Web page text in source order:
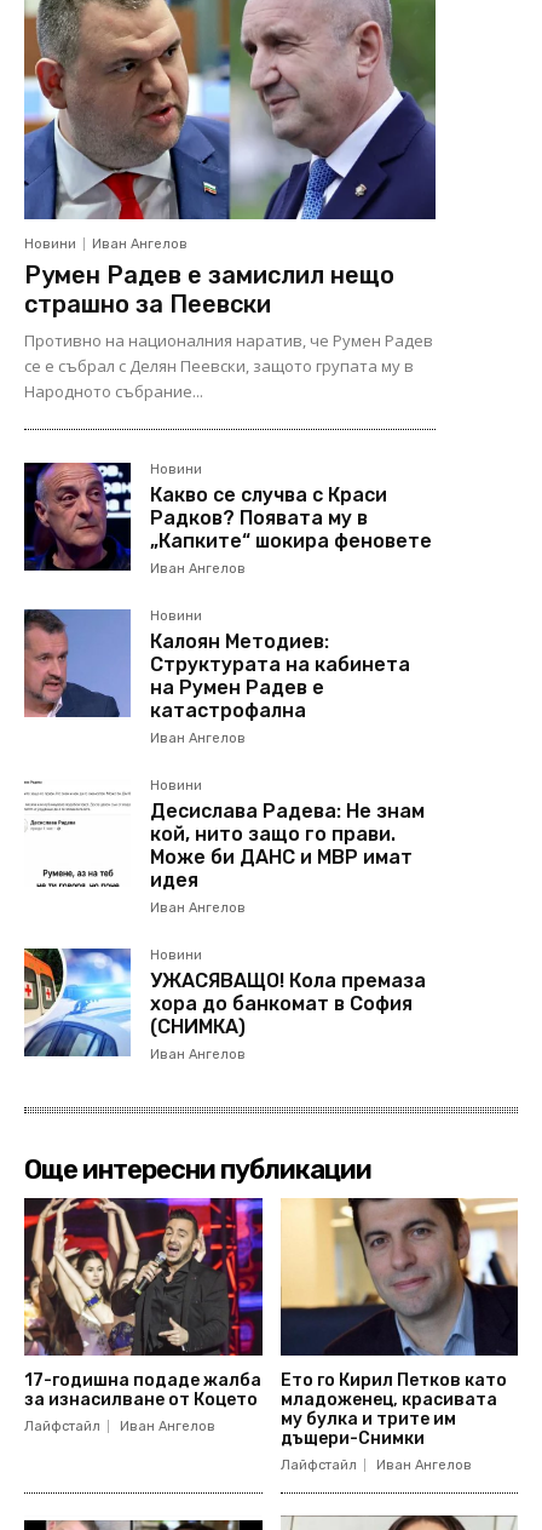
Новини Иван Ангелов
Румен Радев е замислил нещо
страшно за Пеевски
Противно на националния наратив, че Румен Радев
се е събрал с Делян Пеевски, защото групата му в
Народното събрание...
Новини
Какво се случва с Краси
Радков? Появата му в
„Капките“ шокира феновете
Иван Ангелов
Новини
Калоян Методиев:
Структурата на кабинета
на Румен Радев е
катастрофална
Иван Ангелов
Новини
Десислава Радева: Не знам
кой, нито защо го прави.
Може би ДАНС и МВР имат
идея
Иван Ангелов
Новини
УЖАСЯВАЩО! Кола премаза
хора до банкомат в София
(СНИМКА)
Иван Ангелов
Още интересни публикации
17-годишна подаде жалба
за изнасилване от Коцето
Лайфстайл Иван Ангелов
Ето го Кирил Петков като
младоженец, красивата
му булка и трите им
дъщери-Снимки
Лайфстайл Иван Ангелов